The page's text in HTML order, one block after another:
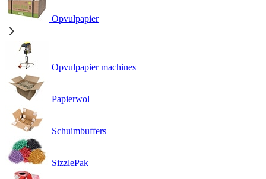
Opvulpapier
Opvulpapier machines
Papierwol
Schuimbuffers
SizzlePak